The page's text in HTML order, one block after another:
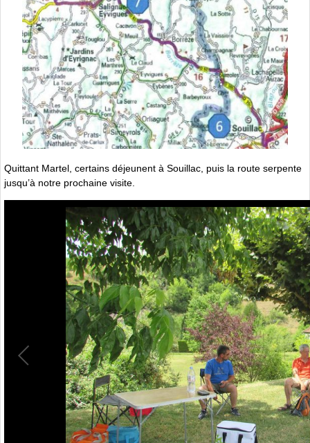
Quittant Martel, certains déjeunent à Souillac, puis la route serpente
jusqu’à notre prochaine visite.